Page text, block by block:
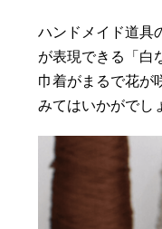
ハンドメイド道具
が表現できる「白
巾着がまるで花が
みてはいかがでし